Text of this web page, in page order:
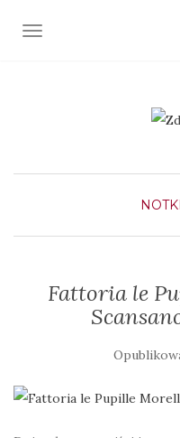
TOGGLE NAVIGATION
Fattoria le